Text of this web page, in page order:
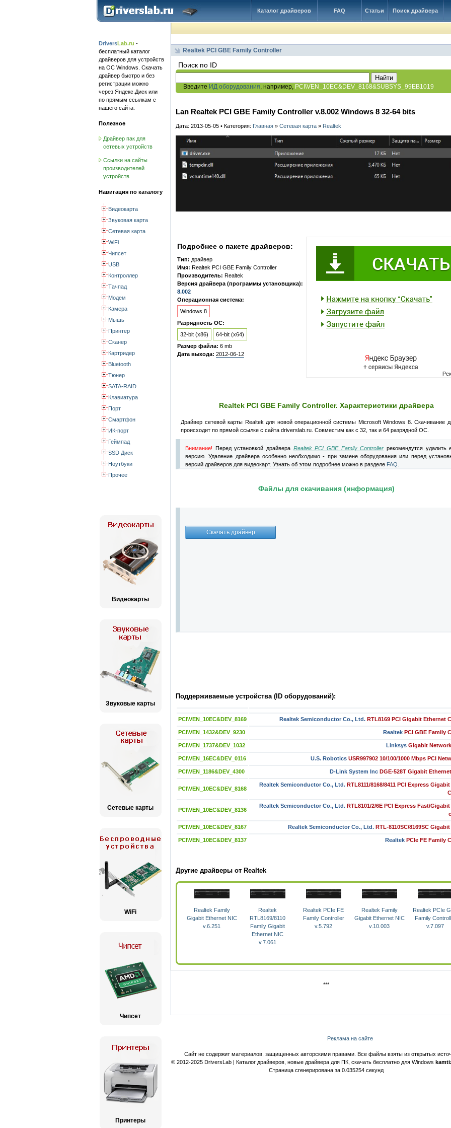
Поиск драйвера
Статьи
FAQ
Каталог драйверов
DriversLab.ru -
бесплатный каталог
драйверов для устройств
на ОС Windows. Скачать
драйвер быстро и без
регистрации можно
через Яндекс.Диск или
по прямым ссылкам с
нашего сайта.
Полезное
Драйвер пак для
сетевых устройств
Ссылки на сайты
производителей
устройств
Навигация по каталогу
Видеокарта
Звуковая карта
Сетевая карта
WiFi
Чипсет
USB
Контроллер
Тачпад
Модем
Камера
Мышь
Принтер
Сканер
Картридер
Bluetooth
Тюнер
SATA-RAID
Клавиатура
Порт
Смартфон
ИК-порт
Геймпад
SSD Диск
Ноутбуки
Прочее
Видеокарты
Звуковые карты
Сетевые карты
WiFi
Чипсет
Принтеры
Realtek PCI GBE Family Controller
Поиск по ID
Введите ИД оборудования, например, PCI\VEN_10EC&DEV_8168&SUBSYS_99EB1019
Lan Realtek PCI GBE Family Controller v.8.002 Windows 8 32-64 bits
Дата: 2013-05-05 • Категория: Главная » Сетевая карта » Realtek
Подробнее о пакете драйверов:
Тип: драйвер
Имя: Realtek PCI GBE Family Controller
Производитель: Realtek
Версия драйвера (программы установщика):
8.002
Операционная система:
Windows 8
Разрядность ОС:
32-bit (x86)
64-bit (x64)
Размер файла: 6 mb
Дата выхода: 2012-06-12
Realtek PCI GBE Family Controller. Характеристики драйвера
Драйвер сетевой карты Realtek для новой операционной системы Microsoft Windows 8. Скачивание
происходит по прямой ссылке с сайта driverslab.ru. Совместим как с 32, так и 64 разрядной ОС.
Внимание! Перед установкой драйвера Realtek PCI GBE Family Controller рекомендутся удалить
версию. Удаление драйвера особенно необходимо - при замене оборудования или перед
версий драйверов для видеокарт. Узнать об этом подробнее можно в разделе FAQ.
Файлы для скачивания (информация)
Поддерживаемые устройства (ID оборудований):
PCI\VEN_10EC&DEV_8169 Realtek Semiconductor Co., Ltd. RTL8169 PCI Gigabit Ethernet
PCI\VEN_1432&DEV_9230 Realtek PCI GBE Family
PCI\VEN_1737&DEV_1032 Linksys Gigabit
PCI\VEN_16EC&DEV_0116 U.S. Robotics USR997902 10/100/1000 Mbps PCI
PCI\VEN_1186&DEV_4300 D-Link System Inc DGE-528T Gigabit
PCI\VEN_10EC&DEV_8168
Realtek Semiconductor Co., Ltd. RTL8111/8168/8411 PCI Express
PCI\VEN_10EC&DEV_8136
Realtek Semiconductor Co., Ltd. RTL8101/2/6E PCI Express Fast/
PCI\VEN_10EC&DEV_8167 Realtek Semiconductor Co., Ltd. RTL-8110SC/8169SC
PCI\VEN_10EC&DEV_8137 Realtek PCIe FE Family
Другие драйверы от Realtek
Realtek Family
Gigabit Ethernet NIC
v.6.251
Realtek
RTL8169/8110
Family Gigabit
Ethernet NIC
v.7.061
Realtek PCIe FE
Family Controller
v.5.792
Realtek Family
Gigabit Ethernet NIC
v.10.003
Realtek PCIe
Family
v.7.097
***
Реклама на сайте
Сайт не содержит материалов, защищенных авторскими правами. Все файлы взяты из открытых
© 2012-2025 DriversLab | Каталог драйверов, новые драйвера для ПК, скачать бесплатно для Windows
Страница сгенерирована за 0.035254 секунд